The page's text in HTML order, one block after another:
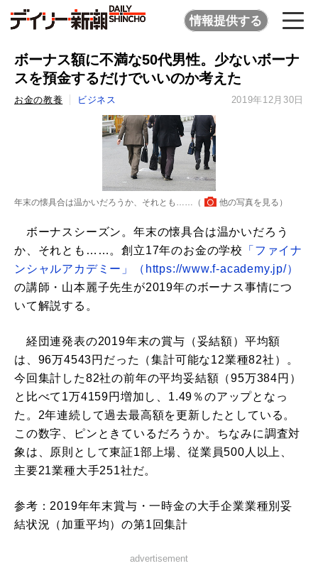
情報提供する
ボーナス額に不満な50代男性。少ないボーナ
スを預金するだけでいいのか考えた
お金の教養 ビジネス 2019年12月30日
年末の懐具合は温かいだろうか、それとも……（ 他の写真を見る ）
ボーナスシーズン。年末の懐具合は温かいだろう
か、それとも……。創立17年のお金の学校
「ファイナ
ンシャルアカデミー」（https://www.f-academy.jp/）
の講師・山本麗子先生が2019年のボーナス事情につ
いて解説する。
経団連発表の2019年末の賞与（妥結額）平均額
は、96万4543円だった（集計可能な12業種82社）。
今回集計した82社の前年の平均妥結額（95万384円）
と比べて1万4159円増加し、1.49％のアップとなっ
た。2年連続して過去最高額を更新したとしている。
この数字、ピンときているだろうか。ちなみに調査対
象は、原則として東証1部上場、従業員500人以上、
主要21業種大手251社だ。
参考：2019年年末賞与・一時金の大手企業業種別妥
結状況（加重平均）の第1回集計
advertisement